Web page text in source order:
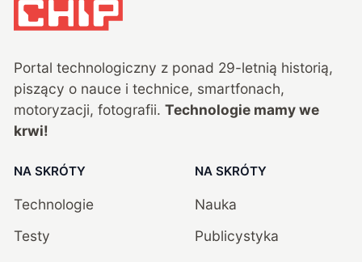
Portal technologiczny z ponad 29-letnią historią,
piszący o nauce i technice, smartfonach,
motoryzacji, fotografii. Technologie mamy we
krwi!
NA SKRÓTY
Technologie
Testy
NA SKRÓTY
Nauka
Publicystyka